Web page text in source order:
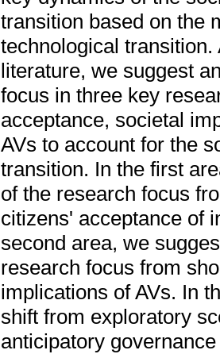
transition based on the
technological
literature, we suggest
focus in three key
acceptance, societal
AVs to account for the
transition. In the first
of the research focus
citizens' acceptance of
second area, we
research focus from
implications of AVs. In
shift from exploratory
anticipatory